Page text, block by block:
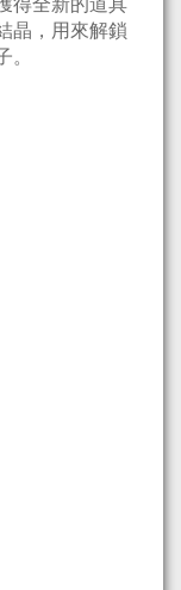
得全新的道具
晶，用來解鎖
。